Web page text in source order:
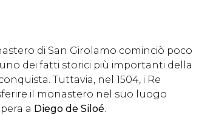
di San Girolamo cominciò poco
dei fatti storici più importanti della
Tuttavia, nel 1504, i Re
il monastero nel suo luogo
a Diego de Siloé.